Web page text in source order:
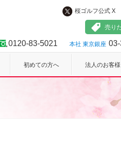
桜ゴルフ公式 X
売り
0120-83-5021 本社 東京銀座
初めての方へ 法人のお客様